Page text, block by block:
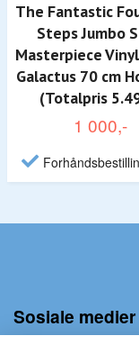
The Fantastic
Steps Jumbo
Masterpiece
Galactus 70 cm
(Totalpris
1 000,-
Sosiale medier